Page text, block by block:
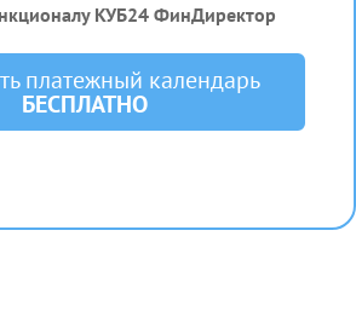
КУБ24 ФинДиректор
платежный календарь
БЕСПЛАТНО